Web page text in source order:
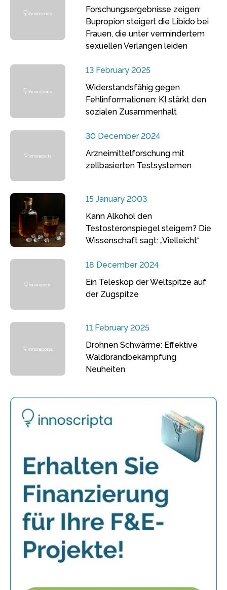
Forschungsergebnisse zeigen:
Bupropion steigert die Libido bei
Frauen, die unter vermindertem
sexuellen Verlangen leiden
13 February 2025
Widerstandsfähig gegen
Fehlinformationen: KI stärkt den
sozialen Zusammenhalt
30 December 2024
Arzneimittelforschung mit
zellbasierten Testsystemen
15 January 2003
Kann Alkohol den
Testosteronspiegel steigern? Die
Wissenschaft sagt: „Vielleicht“
18 December 2024
Ein Teleskop der Weltspitze auf
der Zugspitze
11 February 2025
Drohnen Schwärme: Effektive
Waldbrandbekämpfung
Neuheiten